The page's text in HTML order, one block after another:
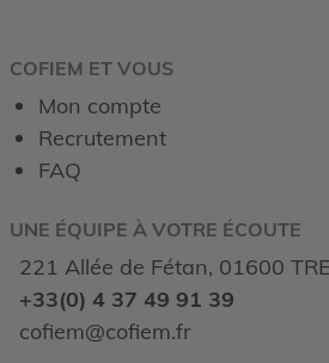
COFIEM ET VOUS
Mon compte
Recrutement
FAQ
UNE ÉQUIPE À VOTRE ÉCOUTE
221 Allée de Fétan, 01600
+33(0) 4 37 49 91 39
cofiem@cofiem.fr